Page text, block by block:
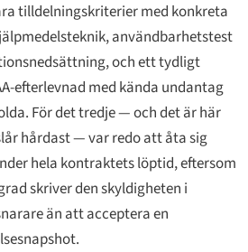
tilldelningskriterier med konkreta
användbarhetstest
och ett tydligt
efterlevnad med kända undantag
För det tredje — och det är här
hårdast — var redo att åta sig
hela kontraktets löptid, eftersom
skriver den skyldigheten i
än att acceptera en